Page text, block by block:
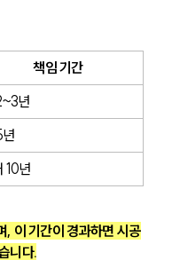
책임 기간
년
10년
, 이 기간이 경과하면 시공
니다.